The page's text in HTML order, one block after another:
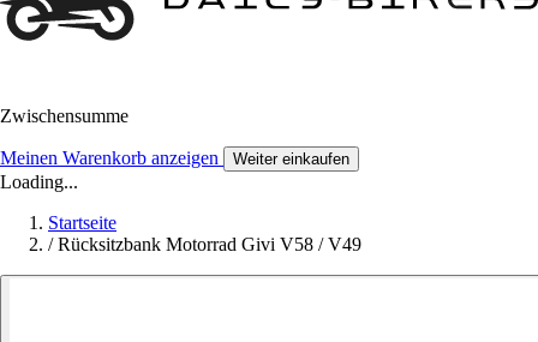
Zwischensumme
Meinen Warenkorb anzeigen Weiter einkaufen
Loading...
Startseite
/ Rücksitzbank Motorrad Givi V58 / V49